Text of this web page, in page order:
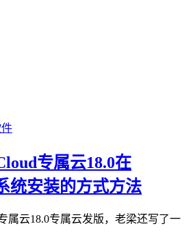
专属云18.0在
统安装的方式方法
属云18.0专属云发版，老梁还写了一